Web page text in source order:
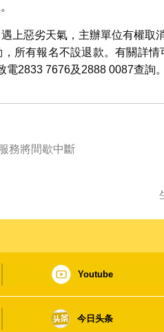
上惡劣天氣，主辦單位有權取
所有報名不設退款。有關詳情
電2833 7676及2888 0087查詢。
務將間歇中斷
Youtube
今日头条